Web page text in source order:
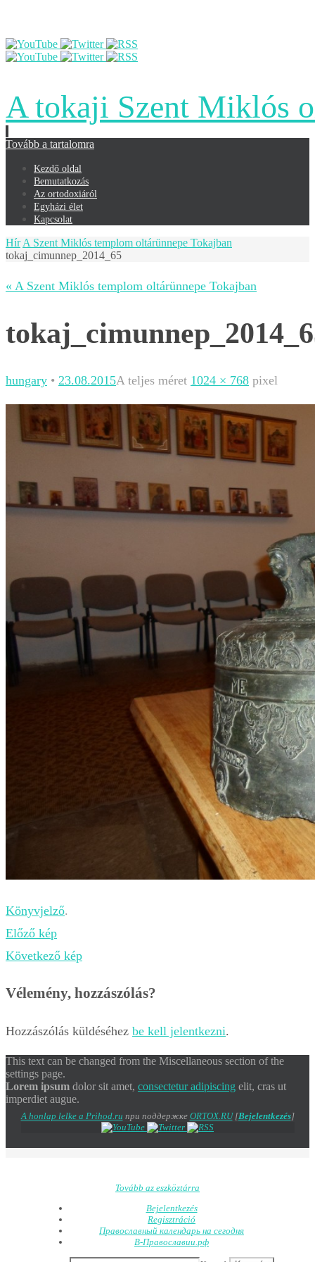
A tokaji Szent Miklós
Tovább a tartalomra
Kezdő oldal
Bemutatkozás
Az ortodoxiáról
Egyházi élet
Kapcsolat
Hír A Szent Miklós templom oltárünnepe Tokajban
tokaj_cimunnep_2014_65
« A Szent Miklós templom oltárünnepe Tokajban
hungary • 23.08.2015A teljes méret 1024 × 768 pixel
Könyvjelző.
Előző kép
Következő kép
Vélemény, hozzászólás?
Hozzászólás küldéséhez be kell jelentkezni.
This text can be changed from the Miscellaneous section of the
settings page.
Lorem ipsum dolor sit amet, consectetur adipiscing elit, cras ut
imperdiet augue.
A honlap lelke a Prihod.ru при поддержке ORTOX.RU[Bejelentkezés]
Tovább az eszköztárra
Bejelentkezés
Regisztráció
Православный календарь на сегодня
В-Православии.рф